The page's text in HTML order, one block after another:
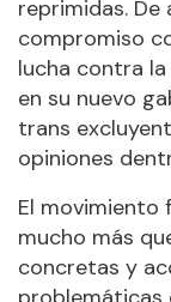
reprimidas. De
compromiso
lucha contra la
en su nuevo
trans
opiniones
El movimiento
mucho más
concretas y